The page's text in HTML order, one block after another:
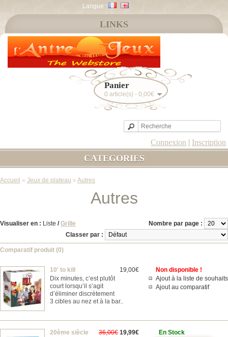
Langue :
Panier
0 article(s) - 0,00€
Connexion | Inscription
LINKS
CATEGORIES
Accueil » Jeux de plateau » Autres
Autres
Visualiser en : Liste / Grille
Nombre par page :
Classer par :
Comparatif produit (0)
Non disponible !
Ajout à la liste de souhaits
Ajout au comparatif
19,00€
10' to kill
Dix minutes, c’est plutôt
court lorsqu’il s’agit
d’éliminer discrètement
3 cibles au nez et à la bar..
En Stock
36,00€ 19,99€
20ème siècle